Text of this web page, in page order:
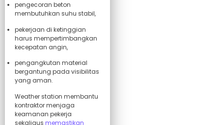
pengecoran beton
membutuhkan suhu stabil,
pekerjaan di ketinggian
harus mempertimbangkan
kecepatan angin,
pengangkutan material
bergantung pada visibilitas
yang aman.
Weather station membantu
kontraktor menjaga
keamanan pekerja
sekaligus memastikan